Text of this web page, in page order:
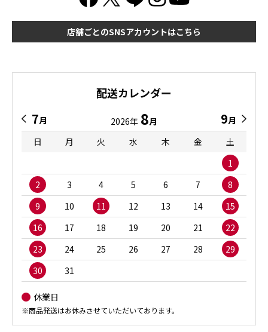
店舗ごとのSNSアカウントはこちら
配送カレンダー
7月 2026年 8月 9月
日
月 火 水 木 金
土
1
2
3 4 5 6 7
8
9
10 11 12 13 14
15
16
17 18 19 20 21
22
23
24 25 26 27 28
29
30
31
休業日
※商品発送はお休みさせていただいております。